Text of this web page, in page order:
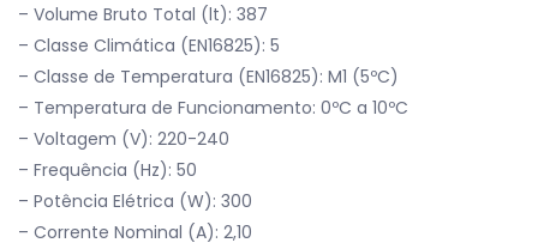
– Volume Bruto Total (lt): 387
– Classe Climática (EN16825): 5
– Classe de Temperatura (EN16825): M1 (5ºC)
– Temperatura de Funcionamento: 0ºC a 10ºC
– Voltagem (V): 220-240
– Frequência (Hz): 50
– Potência Elétrica (W): 300
– Corrente Nominal (A): 2,10